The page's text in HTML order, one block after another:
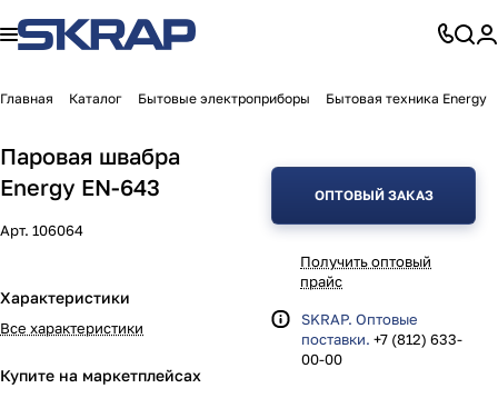
Главная Каталог Бытовые электроприборы Бытовая техника Energy
Паровая швабра
Energy EN-643
Арт. 106064
Характеристики
Все характеристики
Купите на маркетплейсах
ОПТОВЫЙ ЗАКАЗ
Получить оптовый
прайс
SKRAP. Оптовые
поставки. +7 (812) 633-
00-00